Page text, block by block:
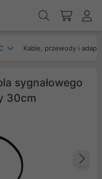
Kable, przewody i
sygnałowego
30cm